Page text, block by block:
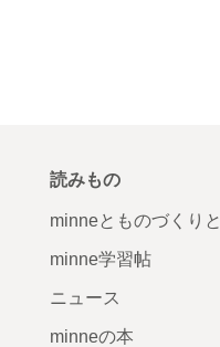
読みもの
minneとものづくりと
minne学習帖
ニュース
minneの本